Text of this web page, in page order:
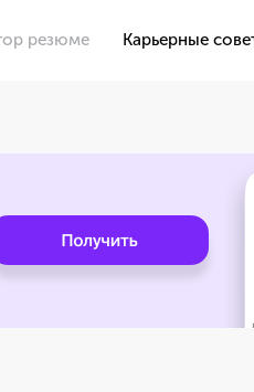
резюме Карьерные